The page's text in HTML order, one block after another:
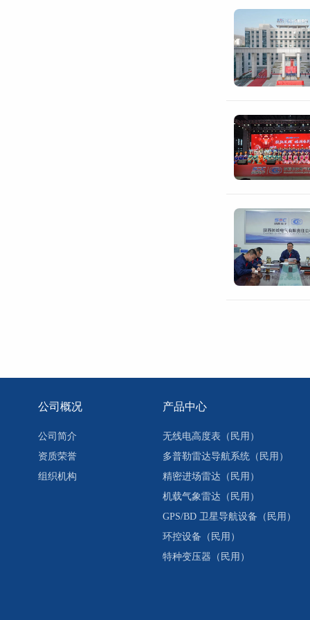
公司概况
公司简介
资质荣誉
组织机构
产品中心
无线电高度表（民用）
多普勒雷达导航系统（民用）
精密进场雷达（民用）
机载气象雷达（民用）
GPS/BD 卫星导航设备（民用）
环控设备（民用）
特种变压器（民用）